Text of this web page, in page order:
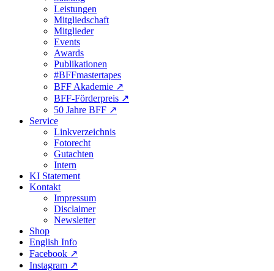
Leistungen
Mitgliedschaft
Mitglieder
Events
Awards
Publikationen
#BFFmastertapes
BFF Akademie ↗︎
BFF-Förderpreis ↗︎
50 Jahre BFF ↗︎
Service
Linkverzeichnis
Fotorecht
Gutachten
Intern
KI Statement
Kontakt
Impressum
Disclaimer
Newsletter
Shop
English Info
Facebook ↗︎
Instagram ↗︎